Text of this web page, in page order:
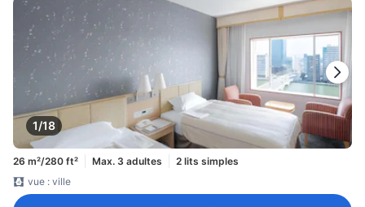
1/18
26 m²/280 ft² Max. 3 adultes
2 lits simples
vue : ville